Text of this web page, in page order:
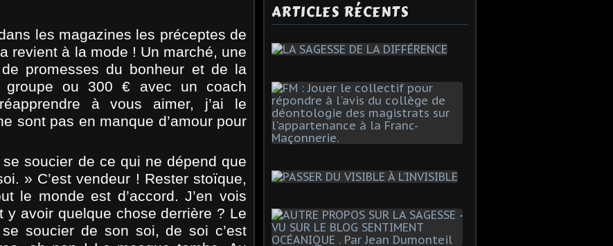
les magazines les préceptes de
revient à la mode ! Un marché, une
promesses du bonheur et de la
ou 300 € avec un coach
à vous aimer, j’ai le
sont pas en manque d’amour pour
soucier de ce qui ne dépend que
» C’est vendeur ! Rester stoïque,
le monde est d’accord. J’en vois
y avoir quelque chose derrière ? Le
soucier de son soi, de soi c’est
ARTICLES RÉCENTS